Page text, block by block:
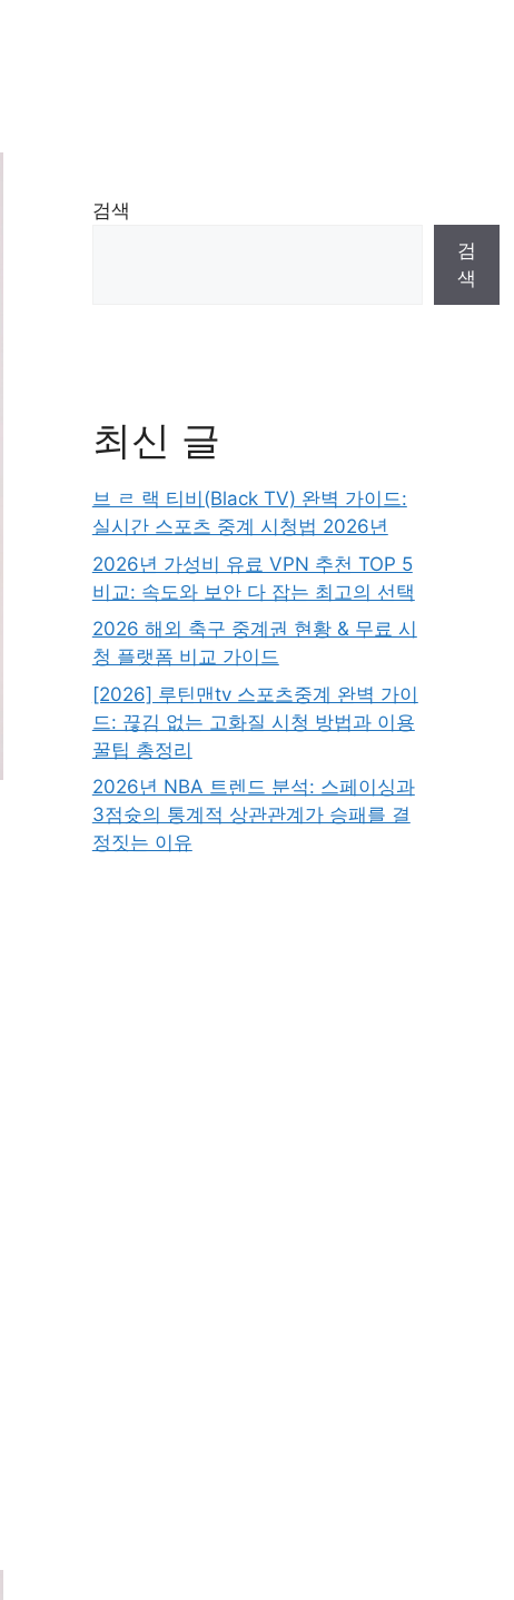
검색
검
색
최신 글
브 ㄹ 랙 티비(Black TV) 완벽 가이드:
실시간 스포츠 중계 시청법 2026년
2026년 가성비 유료 VPN 추천 TOP 5
비교: 속도와 보안 다 잡는 최고의 선택
2026 해외 축구 중계권 현황 & 무료 시
청 플랫폼 비교 가이드
[2026] 루틴맨tv 스포츠중계 완벽 가이
드: 끊김 없는 고화질 시청 방법과 이용
꿀팁 총정리
2026년 NBA 트렌드 분석: 스페이싱과
3점슛의 통계적 상관관계가 승패를 결
정짓는 이유